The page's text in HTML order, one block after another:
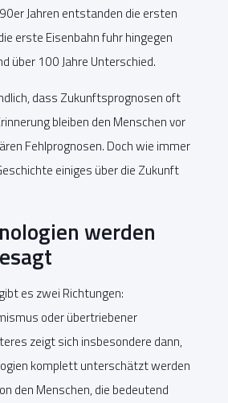
Jahren entstanden die ersten
erste Eisenbahn fuhr hingegen
über 100 Jahre Unterschied.
dass Zukunftsprognosen oft
bleiben den Menschen vor
Fehlprognosen. Doch wie immer
einiges über die Zukunft
werden
es zwei Richtungen:
oder übertriebener
zeigt sich insbesondere dann,
komplett unterschätzt werden
den Menschen, die bedeutend